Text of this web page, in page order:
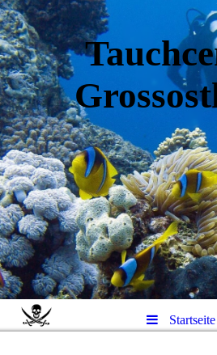
Grossos
Startseite